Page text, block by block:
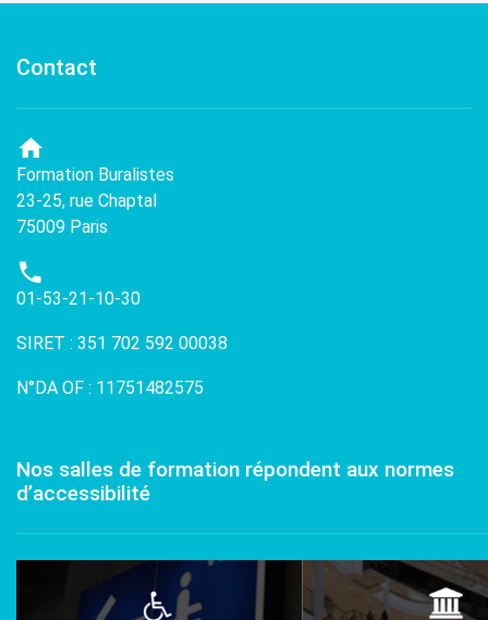
Contact
Formation Buralistes
23-25, rue Chaptal
75009 Paris
01-53-21-10-30
SIRET : 351 702 592 00038
N°DA OF : 11751482575
Nos salles de formation répondent aux normes
d’accessibilité